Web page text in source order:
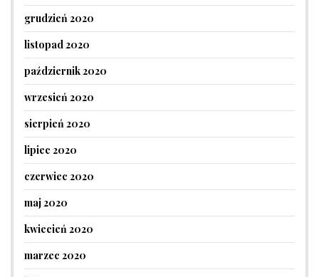
grudzień 2020
listopad 2020
październik 2020
wrzesień 2020
sierpień 2020
lipiec 2020
czerwiec 2020
maj 2020
kwiecień 2020
marzec 2020